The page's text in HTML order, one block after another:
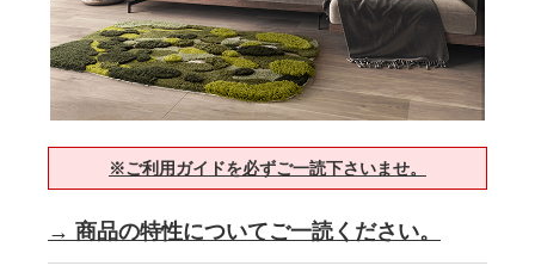
※ご利用ガイドを必ずご一読下さいませ。
→ 商品の特性についてご一読ください。